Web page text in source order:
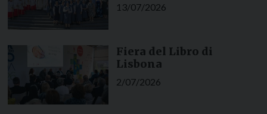
13/07/2026
Fiera del Libro di
Lisbona
2/07/2026